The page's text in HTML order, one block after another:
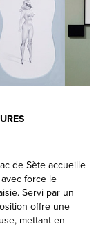
de Sète accueille
force le
Servi par un
offre une
mettant en